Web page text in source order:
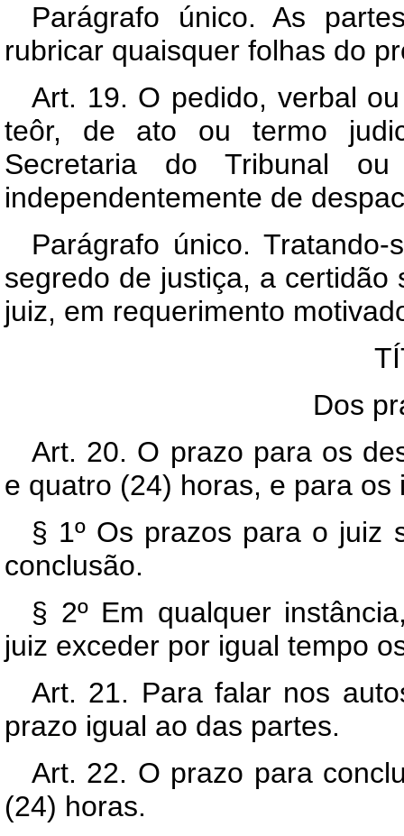
Parágrafo único. As
rubricar quaisquer folhas do
Art. 19. O pedido, verbal
teôr, de ato ou termo
Secretaria do Tribunal
independentemente de
Parágrafo único.
segredo de justiça, a
juiz, em requerimento
Dos
Art. 20. O prazo para os
e quatro (24) horas, e para
§ 1º Os prazos para o juiz
conclusão.
§ 2º Em qualquer
juiz exceder por igual tempo
Art. 21. Para falar nos
prazo igual ao das partes.
Art. 22. O prazo para
(24) horas.